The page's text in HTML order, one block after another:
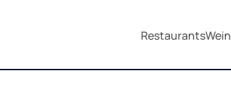
RestaurantsWein